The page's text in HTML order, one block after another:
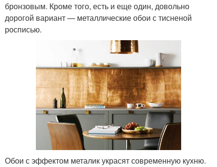
бронзовым. Кроме того, есть и еще один, довольно
дорогой вариант — металлические обои с тисненой
росписью.
Обои с эффектом металик украсят современную кухню.